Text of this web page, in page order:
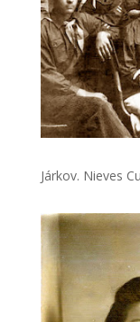
Járkov. Nieves